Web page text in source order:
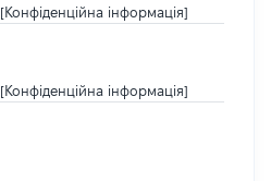
[Конфіденційна інформація]
[Конфіденційна інформація]